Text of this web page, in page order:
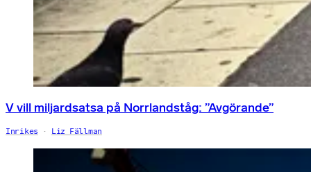
V vill miljardsatsa på Norrlandståg: ”Avgörande”
Inrikes Liz Fällman